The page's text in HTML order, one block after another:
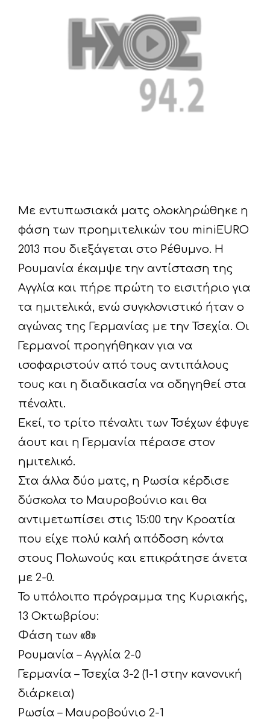
Με εντυπωσιακά ματς ολοκληρώθηκε η
φάση των προημιτελικών του miniEURO
2013 που διεξάγεται στο Ρέθυμνο. Η
Ρουμανία έκαμψε την αντίσταση της
Αγγλία και πήρε πρώτη το εισιτήριο για
τα ημιτελικά, ενώ συγκλονιστικό ήταν ο
αγώνας της Γερμανίας με την Τσεχία. Οι
Γερμανοί προηγήθηκαν για να
ισοφαριστούν από τους αντιπάλους
τους και η διαδικασία να οδηγηθεί στα
πέναλτι.
Εκεί, το τρίτο πέναλτι των Τσέχων έφυγε
άουτ και η Γερμανία πέρασε στον
ημιτελικό.
Στα άλλα δύο ματς, η Ρωσία κέρδισε
δύσκολα το Μαυροβούνιο και θα
αντιμετωπίσει στις 15:00 την Κροατία
που είχε πολύ καλή απόδοση κόντα
στους Πολωνούς και επικράτησε άνετα
με 2-0.
Το υπόλοιπο πρόγραμμα της Κυριακής,
13 Οκτωβρίου:
Φάση των «8»
Ρουμανία – Αγγλία 2-0
Γερμανία – Τσεχία 3-2 (1-1 στην κανονική
διάρκεια)
Ρωσία – Μαυροβούνιο 2-1